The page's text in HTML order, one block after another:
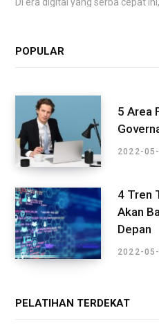
POPULAR
5 Area
2022-
4 Tren
Akan
Depan
2022-05-
PELATIHAN TERDEKAT